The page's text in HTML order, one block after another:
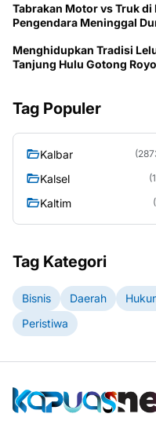
Tabrakan Motor vs Truk
Pengendara Meninggal
Menghidupkan Tradisi
Tanjung Hulu Gotong
Tag Populer
Kalbar
Kalsel
Kaltim
Tag Kategori
Bisnis Daerah
Peristiwa